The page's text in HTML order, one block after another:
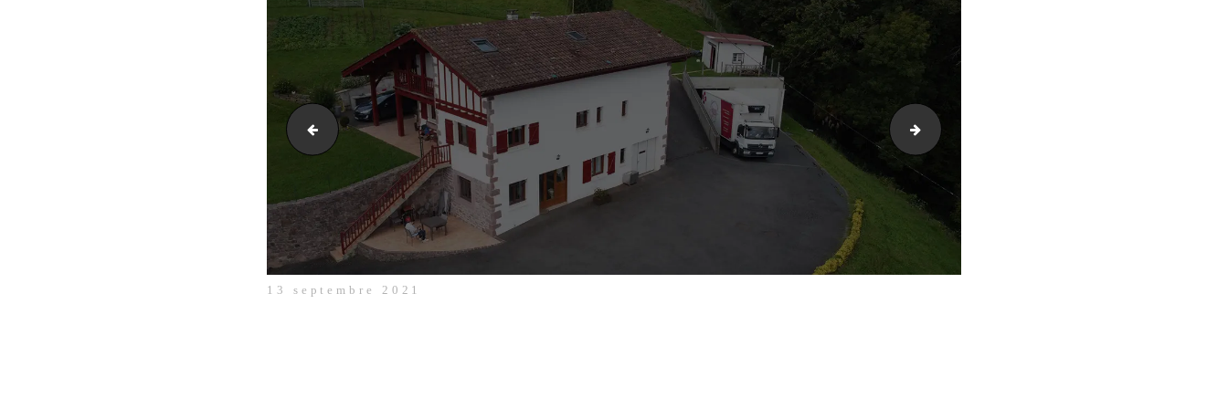
atelier-de-ramuntcho-transformation-ayherre-bandeau-10 cropped-Logo-Atelier-de-Ramuntcho-500px-
13 septembre 2021